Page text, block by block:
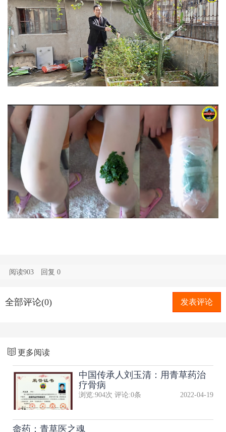
阅读903 回复0
全部评论(0) 发表评论
更多阅读
中国传承人刘玉清：用青草药治
疗骨病
浏览:904次 评论:0条 2022-04-19
畲药：青草医之魂